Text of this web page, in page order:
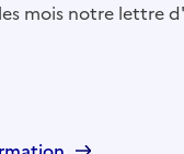
mois notre lettre